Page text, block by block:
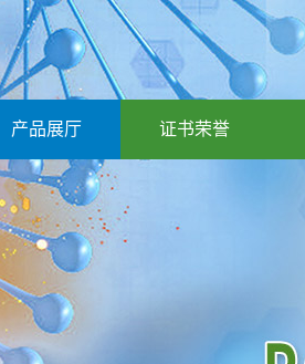
产品展厅 证书荣誉